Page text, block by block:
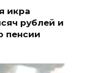
икра
рублей и
пенсии